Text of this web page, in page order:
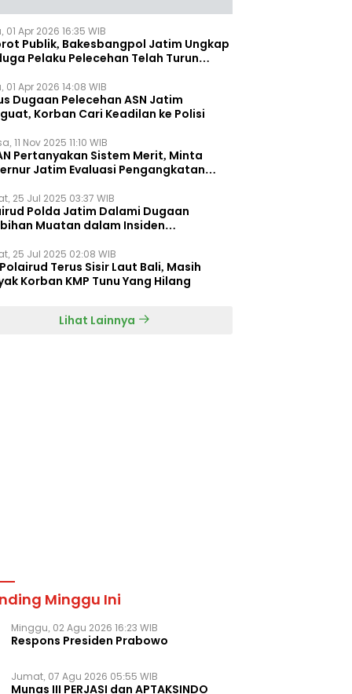
01 Apr 2026 16:35 WIB
Publik, Bakesbangpol Jatim Ungkap
Pelaku Pelecehan Telah Turun
01 Apr 2026 14:08 WIB
Dugaan Pelecehan ASN Jatim
Korban Cari Keadilan ke Polisi
11 Nov 2025 11:10 WIB
Pertanyakan Sistem Merit, Minta
Jatim Evaluasi Pengangkatan
25 Jul 2025 03:37 WIB
Polda Jatim Dalami Dugaan
Muatan dalam Insiden
25 Jul 2025 02:08 WIB
Terus Sisir Laut Bali, Masih
Korban KMP Tunu Yang Hilang
Lihat Lainnya
Minggu Ini
Minggu, 02 Agu 2026 16:23 WIB
Respons Presiden Prabowo
Jumat, 07 Agu 2026 05:55 WIB
Munas III PERJASI dan APTAKSINDO